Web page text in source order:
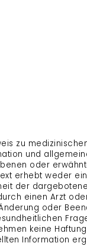
zu
und
oder
erhebt weder
der
einen Arzt
oder
keine
Information